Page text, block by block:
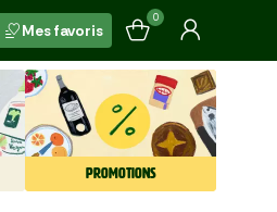
Mes favoris
0
PROMOTIONS